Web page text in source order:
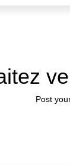
Post